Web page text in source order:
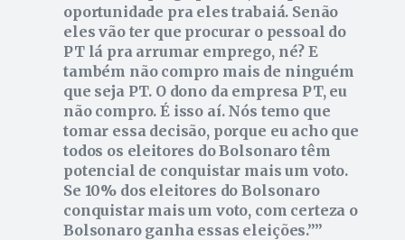
oportunidade pra eles trabaiá. Senão
eles vão ter que procurar o pessoal do
PT lá pra arrumar emprego, né? E
também não compro mais de ninguém
que seja PT. O dono da empresa PT, eu
não compro. É isso aí. Nós temo que
tomar essa decisão, porque eu acho que
todos os eleitores do Bolsonaro têm
potencial de conquistar mais um voto.
Se 10% dos eleitores do Bolsonaro
conquistar mais um voto, com certeza o
Bolsonaro ganha essas eleições.”